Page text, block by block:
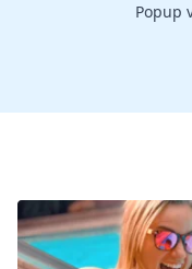
Popup